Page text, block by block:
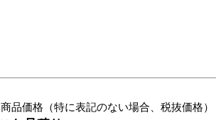
商品価格（特に表記のない場合、税抜価格）